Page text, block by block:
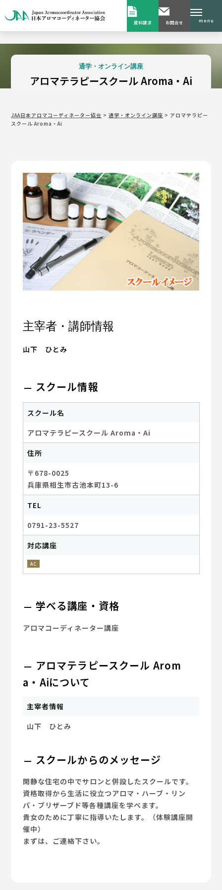
資料請求 お問合せ menu
通学・オンライン講座
アロマテラピースクール Aroma・Ai
JAA日本アロマコーディネーター協会 >通学・オンライン講座 > アロマテラピー
スクール Aroma・Ai
主宰者・講師情報
山下 ひとみ
スクール情報
スクール名
アロマテラピースクール Aroma・Ai
住所
〒678-0025
兵庫県相生市古池本町13-6
TEL
0791-23-5527
対応講座
AC
学べる講座・資格
アロマコーディネーター講座
アロマテラピースクール Arom
a・Aiについて
主宰者情報
山下 ひとみ
スクールからのメッセージ
閑静な住宅の中でサロンと併設したスクールです。
資格取得から生活に役立つアロマ・ハーブ・リン
パ・ブリザーブド等各種講座を学べます。
貴女のために丁寧に指導いたします。（体験講座開
催中）
まずは、ご連絡下さい。